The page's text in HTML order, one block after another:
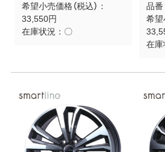
希望小売価格（税込）：
33,550円
在庫状況： 〇
品番
希望
在庫